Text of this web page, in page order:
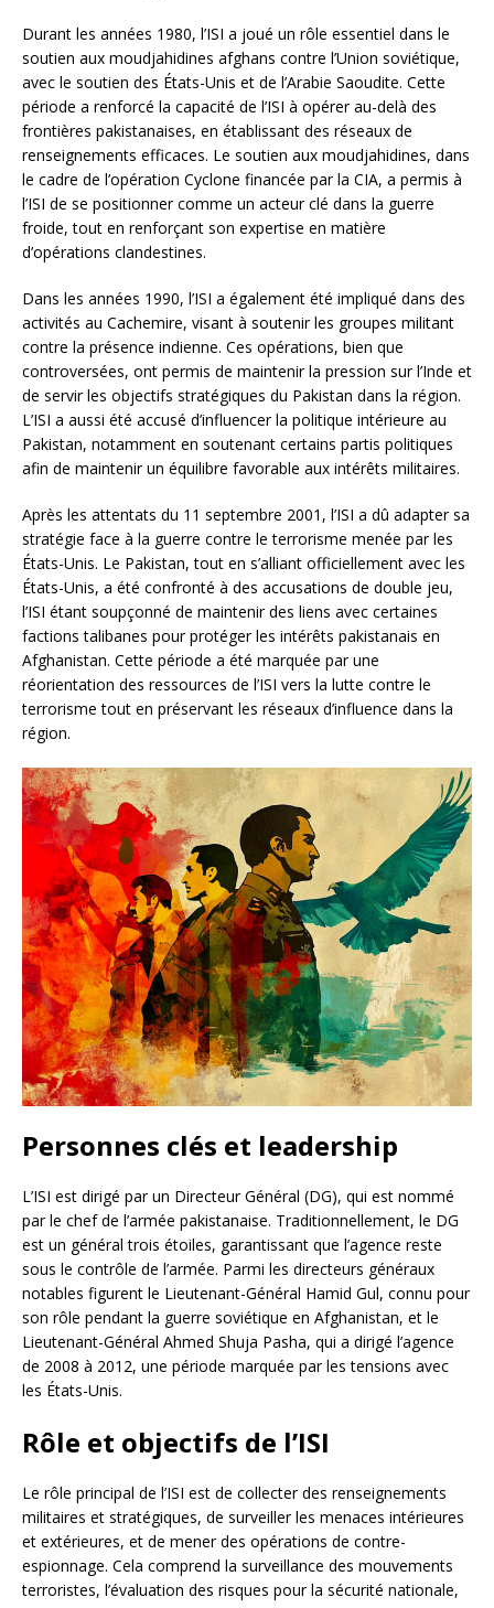
Durant les années 1980, l’ISI a joué un rôle essentiel dans le
soutien aux moudjahidines afghans contre l’Union soviétique,
avec le soutien des États-Unis et de l’Arabie Saoudite. Cette
période a renforcé la capacité de l’ISI à opérer au-delà des
frontières pakistanaises, en établissant des réseaux de
renseignements efficaces. Le soutien aux moudjahidines, dans
le cadre de l’opération Cyclone financée par la CIA, a permis à
l’ISI de se positionner comme un acteur clé dans la guerre
froide, tout en renforçant son expertise en matière
d’opérations clandestines.
Dans les années 1990, l’ISI a également été impliqué dans des
activités au Cachemire, visant à soutenir les groupes militant
contre la présence indienne. Ces opérations, bien que
controversées, ont permis de maintenir la pression sur l’Inde et
de servir les objectifs stratégiques du Pakistan dans la région.
L’ISI a aussi été accusé d’influencer la politique intérieure au
Pakistan, notamment en soutenant certains partis politiques
afin de maintenir un équilibre favorable aux intérêts militaires.
Après les attentats du 11 septembre 2001, l’ISI a dû adapter sa
stratégie face à la guerre contre le terrorisme menée par les
États-Unis. Le Pakistan, tout en s’alliant officiellement avec les
États-Unis, a été confronté à des accusations de double jeu,
l’ISI étant soupçonné de maintenir des liens avec certaines
factions talibanes pour protéger les intérêts pakistanais en
Afghanistan. Cette période a été marquée par une
réorientation des ressources de l’ISI vers la lutte contre le
terrorisme tout en préservant les réseaux d’influence dans la
région.
Personnes clés et leadership
L’ISI est dirigé par un Directeur Général (DG), qui est nommé
par le chef de l’armée pakistanaise. Traditionnellement, le DG
est un général trois étoiles, garantissant que l’agence reste
sous le contrôle de l’armée. Parmi les directeurs généraux
notables figurent le Lieutenant-Général Hamid Gul, connu pour
son rôle pendant la guerre soviétique en Afghanistan, et le
Lieutenant-Général Ahmed Shuja Pasha, qui a dirigé l’agence
de 2008 à 2012, une période marquée par les tensions avec
les États-Unis.
Rôle et objectifs de l’ISI
Le rôle principal de l’ISI est de collecter des renseignements
militaires et stratégiques, de surveiller les menaces intérieures
et extérieures, et de mener des opérations de contre-
espionnage. Cela comprend la surveillance des mouvements
terroristes, l’évaluation des risques pour la sécurité nationale,